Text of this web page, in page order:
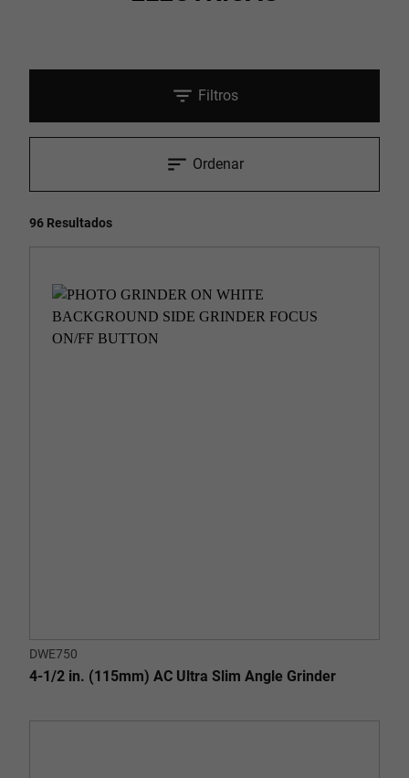
Filtros
96 Resultados
Ordenar
DWE750
4-1/2 in. (115mm) AC Ultra Slim Angle Grinder